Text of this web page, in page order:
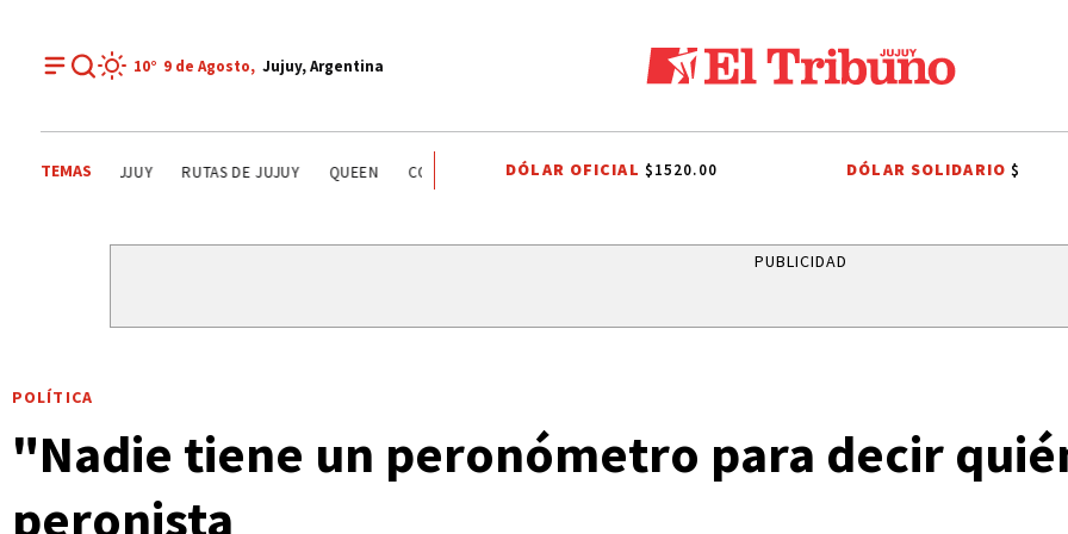
10° 9 de Agosto, Jujuy, Argentina
TEMAS LA QUIACA HUMAHUACA EL TIEMPO EN JUJUY RUTAS DE JUJUY QUEEN CORTE DE AGUA JAPÓN LEANDRO
DÓLAR OFICIAL $1520.00 DÓLAR SOLIDARIO$
PUBLICIDAD
POLÍTICA
"Nadie tiene un peronómetro para decir
peronista